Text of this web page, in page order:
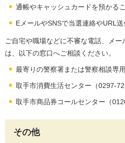
通帳やキャッシュカードを預かる
EメールやSNSで当選連絡やURL
ご自宅や職場などに不審な電話、メ
は、以下の窓口へご相談ください。
最寄りの警察署または警察相談専
取手市消費生活センター（0297-
取手市商品券コールセンター（
その他